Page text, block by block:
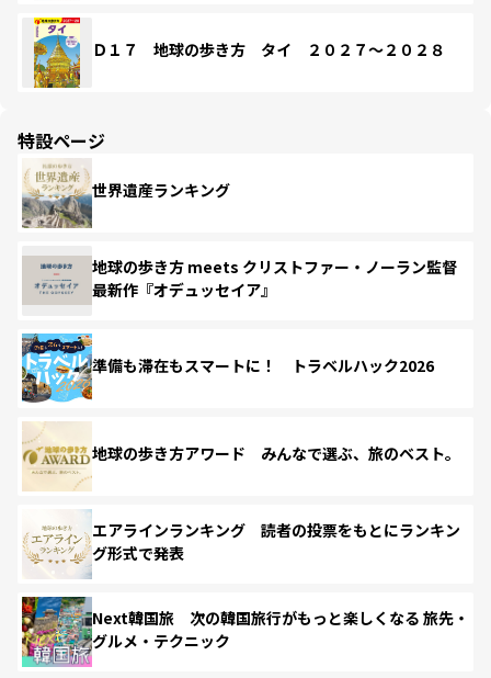
Ｄ１７ 地球の歩き方 タイ ２０２７～２０２８
特設ページ
世界遺産ランキング
地球の歩き方 meets クリストファー・ノーラン監督
最新作『オデュッセイア』
準備も滞在もスマートに！ トラベルハック2026
地球の歩き方アワード みんなで選ぶ、旅のベスト。
エアラインランキング 読者の投票をもとにランキン
グ形式で発表
Next韓国旅 次の韓国旅行がもっと楽しくなる 旅先・
グルメ・テクニック